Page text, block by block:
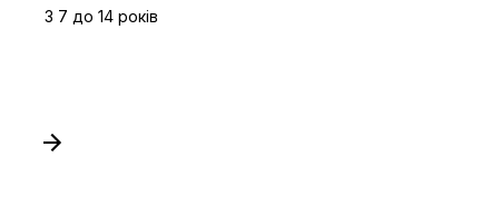
З 7 до 14 років